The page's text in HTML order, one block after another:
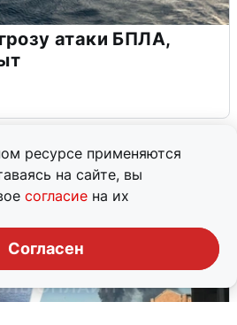
ресурсе применяются
на сайте, вы
согласие на их
Согласен
атаки БПЛА,